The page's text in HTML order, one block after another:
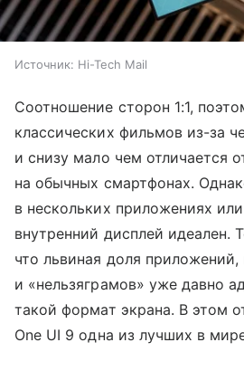
Источник: Hi-Tech Mail
Соотношение сторон 1:1,
классических фильмов из-за
и снизу мало чем отличается
на обычных смартфонах.
в нескольких приложениях
внутренний дисплей идеален.
что львиная доля приложений,
и «нельзяграмов» уже давно
такой формат экрана. В этом
One UI 9 одна из лучших в